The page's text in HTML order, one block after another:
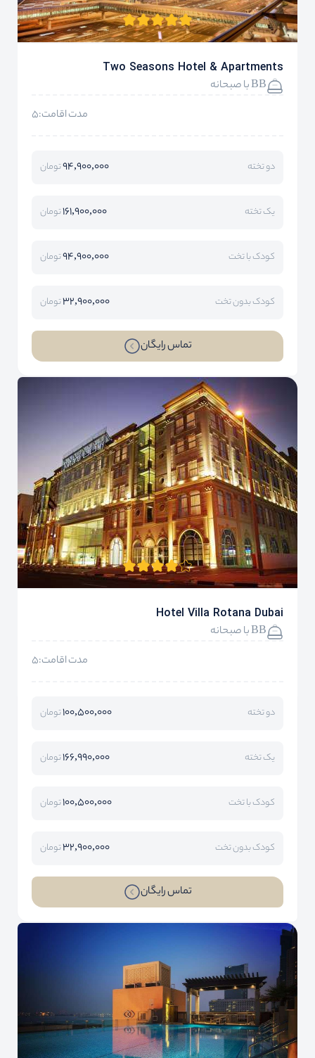
Two Seasons Hotel & Apartments
BB با صبحانه
مدت اقامت:5
دو تخته 94,900,000تومان
یک تخته 161,900,000تومان
کودک با تخت 94,900,000تومان
کودک بدون تخت 32,900,000تومان
تماس رایگان
Hotel Villa Rotana Dubai
BB با صبحانه
مدت اقامت:5
دو تخته 100,500,000تومان
یک تخته 166,990,000تومان
کودک با تخت 100,500,000تومان
کودک بدون تخت 32,900,000تومان
تماس رایگان